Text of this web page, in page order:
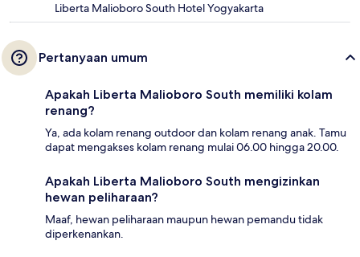
Liberta Malioboro South Hotel Yogyakarta
Pertanyaan umum
Apakah Liberta Malioboro South memiliki kolam
renang?
Ya, ada kolam renang outdoor dan kolam renang anak. Tamu
dapat mengakses kolam renang mulai 06.00 hingga 20.00.
Apakah Liberta Malioboro South mengizinkan
hewan peliharaan?
Maaf, hewan peliharaan maupun hewan pemandu tidak
diperkenankan.